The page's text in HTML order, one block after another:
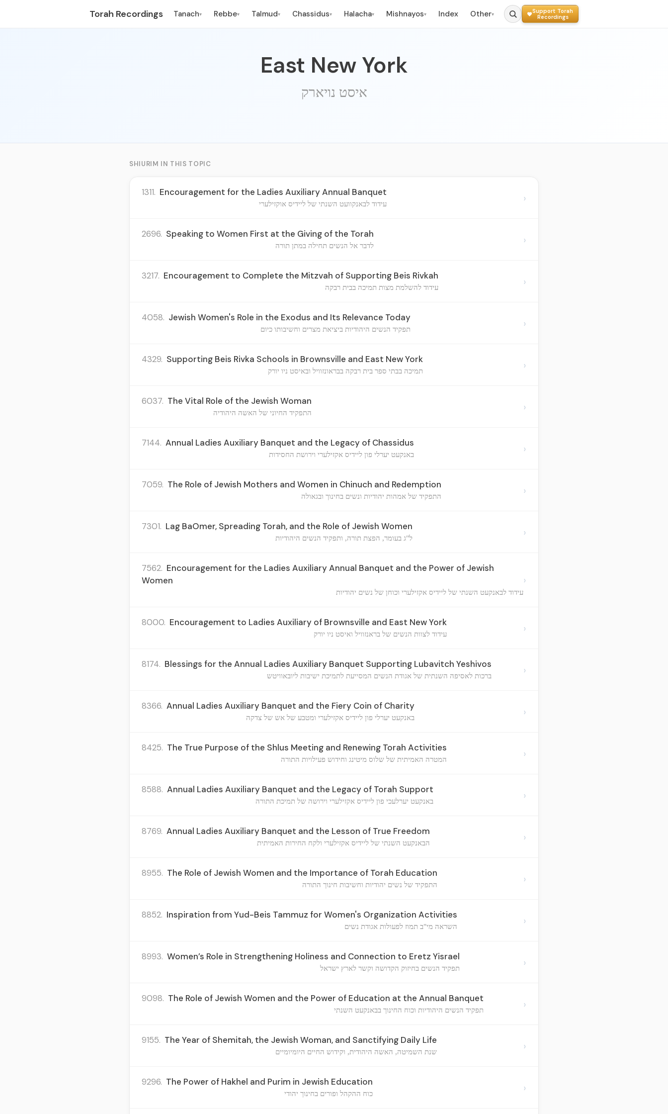
Torah Recordings Tanach▾ Rebbe▾ Talmud▾ Chassidus▾ Halacha▾ Mishnayos▾ Index Other▾
Support Torah
Recordings
East New York
איסט נויארק
SHIURIM IN THIS TOPIC
1311. Encouragement for the Ladies Auxiliary Annual Banquet
עידוד לבאנקוועט השנתי של ליידיס אוקזילערי ›
2696. Speaking to Women First at the Giving of the Torah
לדבר אל הנשים תחילה במתן תורה ›
3217. Encouragement to Complete the Mitzvah of Supporting Beis Rivkah
עידוד להשלמת מצות תמיכה בבית רבקה ›
4058. Jewish Women's Role in the Exodus and Its Relevance Today
תפקיד הנשים היהודיות ביציאת מצרים וחשיבותו כיום ›
4329. Supporting Beis Rivka Schools in Brownsville and East New York
תמיכה בבתי ספר בית רבקה בבראונזוויל ובאיסט ניו יורק ›
6037. The Vital Role of the Jewish Woman
התפקיד החיוני של האשה היהודיה ›
7144. Annual Ladies Auxiliary Banquet and the Legacy of Chassidus
באנקעט יערלי פון ליידיס אקזילערי וירושת החסידות ›
7059. The Role of Jewish Mothers and Women in Chinuch and Redemption
התפקיד של אמהות יהודיות ונשים בחינוך ובגאולה ›
7301. Lag BaOmer, Spreading Torah, and the Role of Jewish Women
ל"ג בעומר, הפצת תורה, ותפקיד הנשים היהודיות ›
7562. Encouragement for the Ladies Auxiliary Annual Banquet and the Power of Jewish
Women
עידוד לבאנקעט השנתי של ליידיס אקזילערי וכוחן של נשים יהודיות
›
8000. Encouragement to Ladies Auxiliary of Brownsville and East New York
עידוד לצוות הנשים של בראנזוויל ואיסט ניו יורק ›
8174. Blessings for the Annual Ladies Auxiliary Banquet Supporting Lubavitch Yeshivos
ברכות לאסיפה השנתית של אגודת הנשים המסייעת לתמיכת ישיבות ליובאוויטש ›
8366. Annual Ladies Auxiliary Banquet and the Fiery Coin of Charity
באנקעט יערלי פון ליידיס אקזילערי ומטבע של אש של צדקה ›
8425. The True Purpose of the Shlus Meeting and Renewing Torah Activities
המטרה האמיתית של שלוס מיטינג וחידוש פעילויות התורה ›
8588. Annual Ladies Auxiliary Banquet and the Legacy of Torah Support
באנקעט יערלעכי פון ליידיס אקזילערי וירושה של תמיכת התורה ›
8769. Annual Ladies Auxiliary Banquet and the Lesson of True Freedom
הבאנקעט השנתי של ליידיס אקזילערי ולקח החירות האמיתית ›
8955. The Role of Jewish Women and the Importance of Torah Education
התפקיד של נשים יהודיות וחשיבות חינוך התורה ›
8852. Inspiration from Yud-Beis Tammuz for Women's Organization Activities
השראה מי"ב תמוז לפעולות אגודת נשים ›
8993. Women’s Role in Strengthening Holiness and Connection to Eretz Yisrael
תפקיד הנשים בחיזוק הקדושה וקשר לארץ ישראל ›
9098. The Role of Jewish Women and the Power of Education at the Annual Banquet
תפקיד הנשים היהודיות וכוח החינוך בבאנקעט השנתי ›
9155. The Year of Shemitah, the Jewish Woman, and Sanctifying Daily Life
שנת השמיטה, האשה היהודית, וקידוש החיים היומיומיים ›
9296. The Power of Hakhel and Purim in Jewish Education
כוח ההקהל ופורים בחינוך יהודי ›